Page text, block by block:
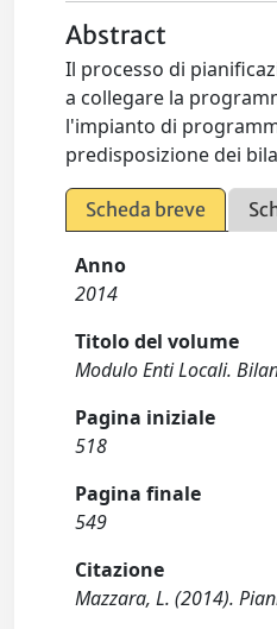
Abstract
Il processo di
a collegare la
l'impianto di
predisposizione dei
Scheda breve
Anno
2014
Titolo del volume
Modulo Enti Locali.
Pagina iniziale
518
Pagina finale
549
Citazione
Mazzara, L. (2014).